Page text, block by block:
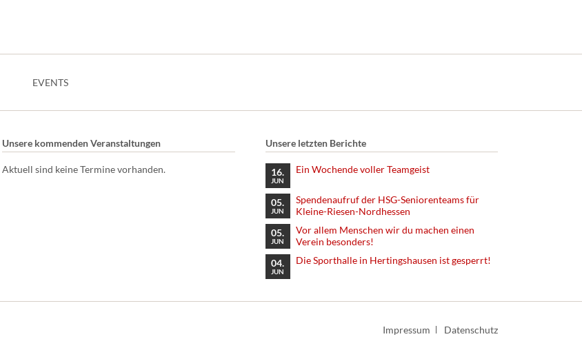
EVENTS
Unsere kommenden Veranstaltungen
Aktuell sind keine Termine vorhanden.
Unsere letzten Berichte
16.
JUN
Ein Wochende voller Teamgeist
05.
JUN
Spendenaufruf der HSG-Seniorenteams für
Kleine-Riesen-Nordhessen
05.
JUN
Vor allem Menschen wir du machen einen
Verein besonders!
04.
JUN
Die Sporthalle in Hertingshausen ist gesperrt!
Navigation
Impressum Datenschutz